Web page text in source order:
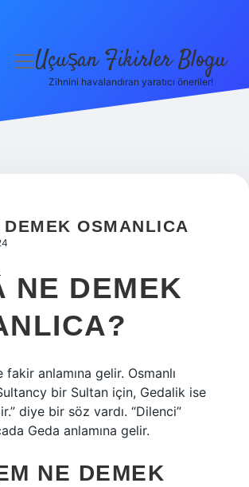
menüyü
Uçuşan Fikirler Blogu
Zihnini havalandıran yaratıcı öneriler!
DEMEK OSMANLICA
NE DEMEK
fakir anlamına gelir. Osmanlı
bir Sultan için, Gedalik ise
diye bir söz vardı. “Dilenci”
Geda anlamına gelir.
NE DEMEK